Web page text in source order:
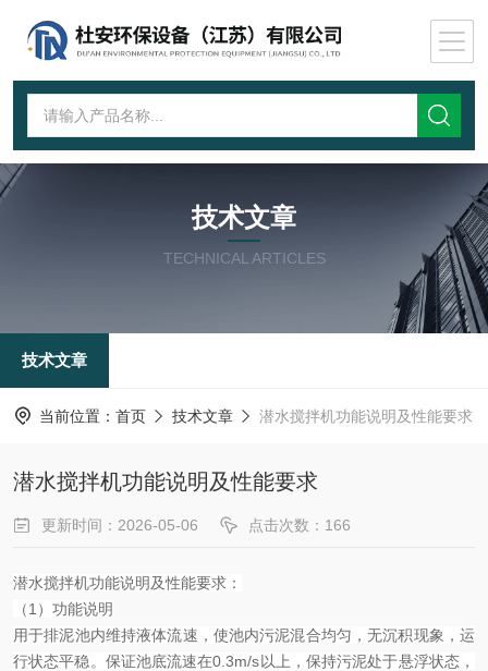
技术文章
TECHNICAL ARTICLES
技术文章
当前位置： 首页 技术文章 潜水搅拌机功能说明及性能要求
潜水搅拌机功能说明及性能要求
更新时间：2026-05-06 点击次数：166
潜水搅拌机功能说明及性能要求：
（1 ）功能说明
用于排泥池内维持液体流速，使池内污泥混合均匀，无沉积现象，运
行状态平稳。保证池底流速在0.3m/s以上，保持污泥处于悬浮状态，